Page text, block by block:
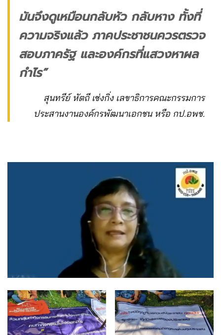
มันจึงดูเหมือนกลับหัว กลับหาง ทั้งที่
ความจริงแล้ว ภาคประชาชนควรตรวจ
สอบภาครัฐ และองค์กรที่แสวงหาผล
กำไร”
สุนทรีย์ หัตถี เซ่งกิ่ง เลขาธิการคณะกรรมการ
ประสานงานองค์กรพัฒนาเอกชน หรือ กป.อพช.